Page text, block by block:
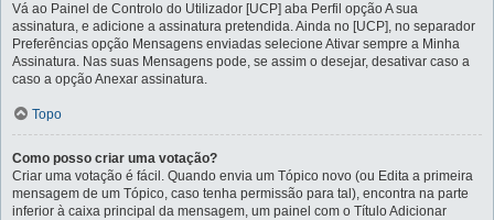
Vá ao Painel de Controlo do Utilizador [UCP] aba Perfil opção A sua
assinatura, e adicione a assinatura pretendida. Ainda no [UCP], no separador
Preferências opção Mensagens enviadas selecione Ativar sempre a Minha
Assinatura. Nas suas Mensagens pode, se assim o desejar, desativar caso a
caso a opção Anexar assinatura.
Topo
Como posso criar uma votação?
Criar uma votação é fácil. Quando envia um Tópico novo (ou Edita a primeira
mensagem de um Tópico, caso tenha permissão para tal), encontra na parte
inferior à caixa principal da mensagem, um painel com o Título Adicionar